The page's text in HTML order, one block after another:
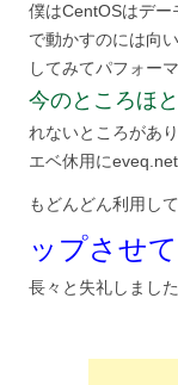
僕はCentOSはデー
で動かすのには向
してみてパフォー
今のところほ
れないところがあ
エベ休用に
もどんどん利用して
ップさせ
長々と失礼しました